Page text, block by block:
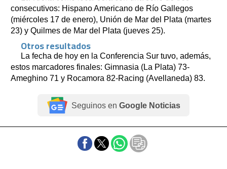
consecutivos: Hispano Americano de Río Gallegos
(miércoles 17 de enero), Unión de Mar del Plata (martes
23) y Quilmes de Mar del Plata (jueves 25).
Otros resultados
La fecha de hoy en la Conferencia Sur tuvo, además,
estos marcadores finales: Gimnasia (La Plata) 73-
Ameghino 71 y Rocamora 82-Racing (Avellaneda) 83.
Seguinos en Google Noticias